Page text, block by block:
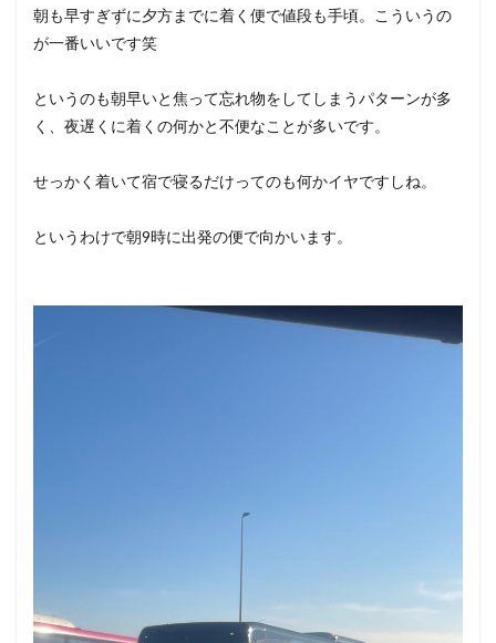
朝も早すぎずに夕方までに着く便で値段も手頃。こういうの
が一番いいです笑
というのも朝早いと焦って忘れ物をしてしまうパターンが多
く、夜遅くに着くの何かと不便なことが多いです。
せっかく着いて宿で寝るだけってのも何かイヤですしね。
というわけで朝9時に出発の便で向かいます。